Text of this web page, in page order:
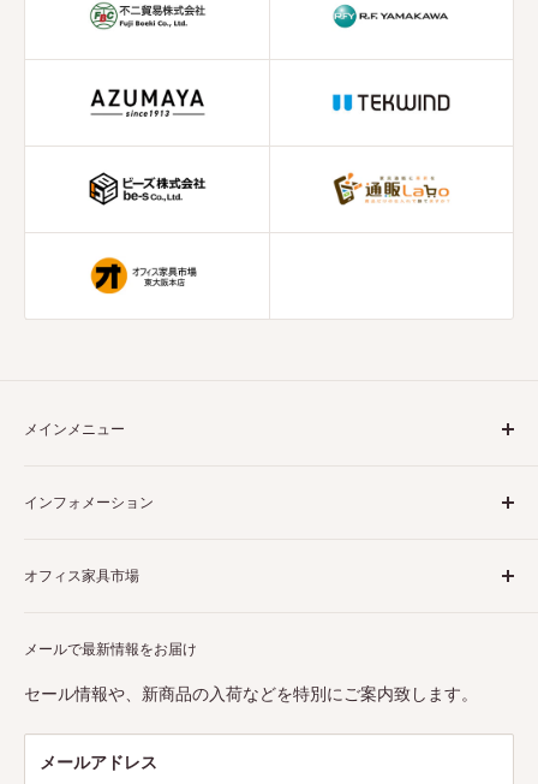
メインメニュー
収納書庫
掃除用具入れ
机・カウンター
インテリア
インフォメーション
決済について
破損・誤出荷・不良品について
返品・交換・キャンセルについて
特定商取引法に基づく表記
オフィス家具市場
売しています。また、東大阪市の実店舗
場面積を誇ります。是非お気軽にお越しください。スタッフ
メールで最新情報をお届け
セール情報や、新商品の入荷などを特別にご案内致します。
メールアドレス